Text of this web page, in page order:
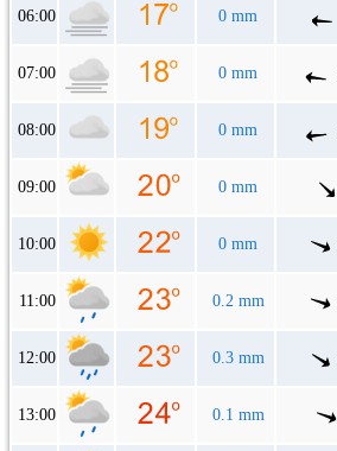
06:00 0 mm
07:00 0 mm
08:00 0 mm
09:00 0 mm
10:00 0 mm
11:00 0.2 mm
12:00 0.3 mm
13:00 0.1 mm